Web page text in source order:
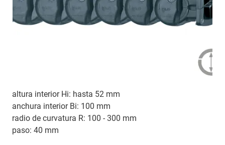
altura interior Hi: hasta 52 mm
anchura interior Bi: 100 mm
radio de curvatura R: 100 - 300 mm
paso: 40 mm